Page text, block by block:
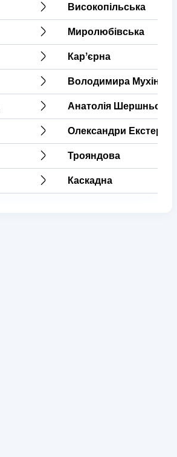
Високопільська
Миролюбівська
Карʼєрна
Володимира Мухіна
Анатолія Шершньова
Олександри Екстер
Трояндова
Каскадна